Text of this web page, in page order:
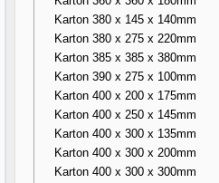
Karton 380 x 145 x 140mm
Karton 380 x 275 x 220mm
Karton 385 x 385 x 380mm
Karton 390 x 275 x 100mm
Karton 400 x 200 x 175mm
Karton 400 x 250 x 145mm
Karton 400 x 300 x 135mm
Karton 400 x 300 x 200mm
Karton 400 x 300 x 300mm